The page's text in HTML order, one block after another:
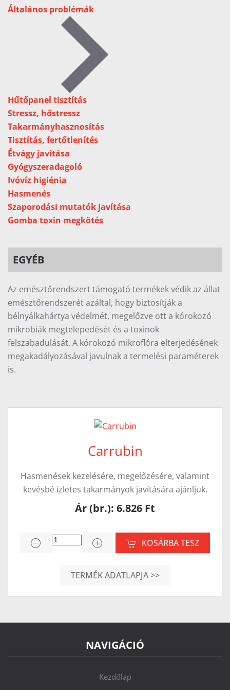
Általános problémák
Hűtőpanel tisztítás
Stressz, hőstressz
Takarmányhasznosítás
Tisztítás, fertőtlenítés
Étvágy javítása
Gyógyszeradagoló
Ivóvíz higiénia
Hasmenés
Szaporodási mutatók javítása
Gomba toxin megkötés
EGYÉB
Az emésztőrendszert támogató termékek védik az állat
emésztőrendszerét azáltal, hogy biztosítják a
bélnyálkahártya védelmét, megelőzve ott a kórokozó
mikrobiák megtelepedését és a toxinok
felszabadulását. A kórokozó mikroflóra elterjedésének
megakadályozásával javulnak a termelési paraméterek
is.
Carrubin
Hasmenések kezelésére, megelőzésére, valamint
kevésbé ízletes takarmányok javítására ajánljuk.
Ár (br.): 6.826 Ft
KOSÁRBA TESZ
TERMÉK ADATLAPJA >>
NAVIGÁCIÓ
Kezdőlap